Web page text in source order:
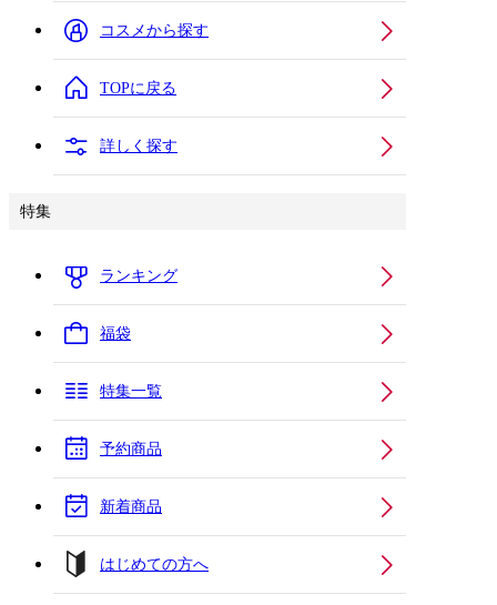
コスメから探す
TOPに戻る
詳しく探す
特集
ランキング
福袋
特集一覧
予約商品
新着商品
はじめての方へ